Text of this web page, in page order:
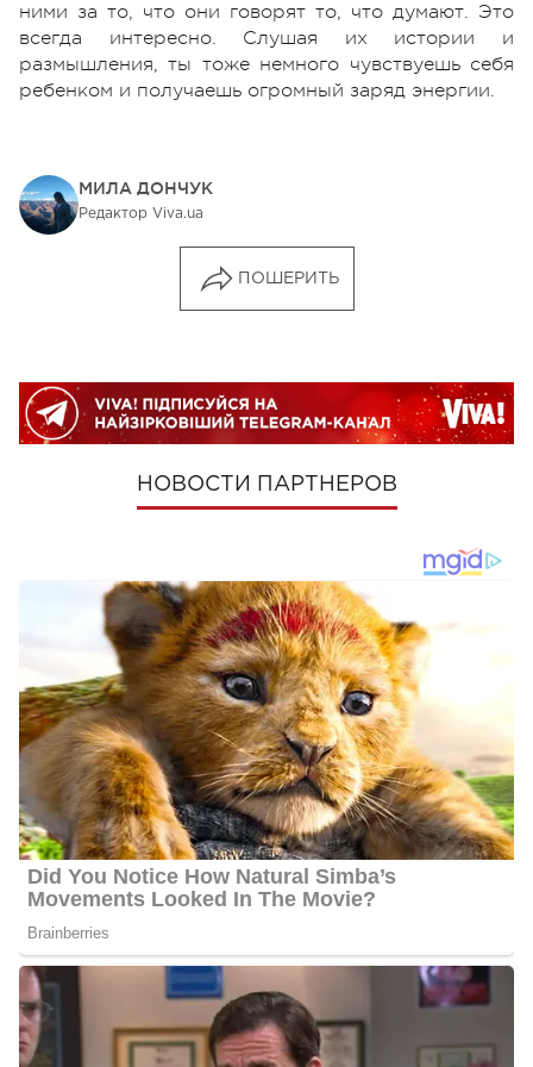
ними за то, что они говорят то, что думают. Это
всегда интересно. Слушая их истории и
размышления, ты тоже немного чувствуешь себя
ребенком и получаешь огромный заряд энергии.
МИЛА ДОНЧУК
Редактор Viva.ua
ПОШЕРИТЬ
НОВОСТИ ПАРТНЕРОВ